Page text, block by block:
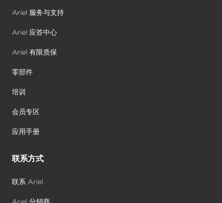
Ariel 服务与支持
Ariel 应答中心
Ariel 有限质保
零部件
培训
会员专区
应用手册
联系方式
联系 Ariel